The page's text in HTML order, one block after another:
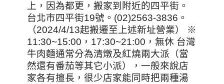
上，因為都更，搬家到附近的四平街。
台北市四平街19號。(02)2563-3836。
（2024/4/13起搬遷至上述新址營業） ※
11:30~15:00，17:30~21:00，無休 台灣
牛肉麵通常分為清燉及紅燒兩大派（當
然還有番茄等其它小派），一般來說店
家各有擅長，很少店家能同時把兩種湯